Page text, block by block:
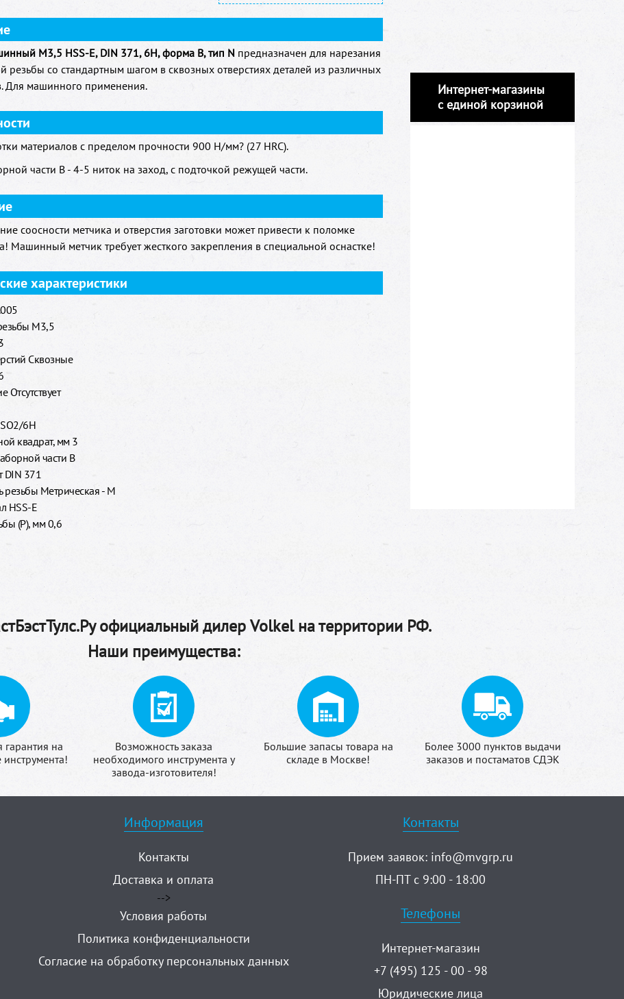
M3,5 HSS-E, DIN 371, 6H, форма B, тип N предназначен для нарезания
резьбы со стандартным шагом в сквозных отверстиях деталей из различных
Для машинного применения.
материалов с пределом прочности 900 H/мм? (27 HRC).
части B - 4-5 ниток на заход, с подточкой режущей части.
соосности метчика и отверстия заготовки может привести к поломке
Машинный метчик требует жесткого закрепления в специальной оснастке!
характеристики
M3,5
Сквозные
Отсутствует
6H
квадрат, мм 3
части B
DIN 371
резьбы Метрическая - M
HSS-E
(P), мм 0,6
Интернет-магазины
с единой корзиной
официальный дилер Volkel на территории РФ.
Наши преимущества:
на
Возможность заказа
необходимого инструмента у
завода-изготовителя!
Большие запасы товара на
складе в Москве!
Более 3000 пунктов выдачи
заказов и постаматов СДЭК
Информация
Контакты
Доставка и оплата
-->
Условия работы
Политика конфиденциальности
Согласие на обработку персональных данных
Контакты
Прием заявок: info@mvgrp.ru
ПН-ПТ с 9:00 - 18:00
Телефоны
Интернет-магазин
+7 (495) 125 - 00 - 98
Юридические лица